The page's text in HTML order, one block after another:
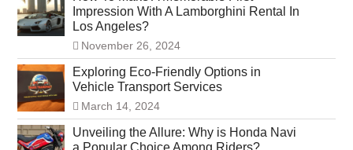
Impression With A Lamborghini Rental In
Los Angeles?
November 26, 2024
Exploring Eco-Friendly Options in
Vehicle Transport Services
March 14, 2024
Unveiling the Allure: Why is Honda Navi